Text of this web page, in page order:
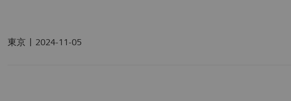
東京 | 2024-11-05